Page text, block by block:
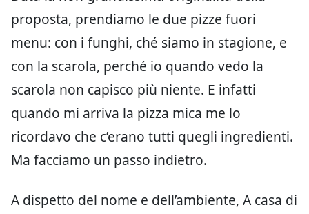
proposta, prendiamo le due pizze fuori
menu: con i funghi, ché siamo in stagione, e
con la scarola, perché io quando vedo la
scarola non capisco più niente. E infatti
quando mi arriva la pizza mica me lo
ricordavo che c’erano tutti quegli ingredienti.
Ma facciamo un passo indietro.
A dispetto del nome e dell’ambiente, A casa di